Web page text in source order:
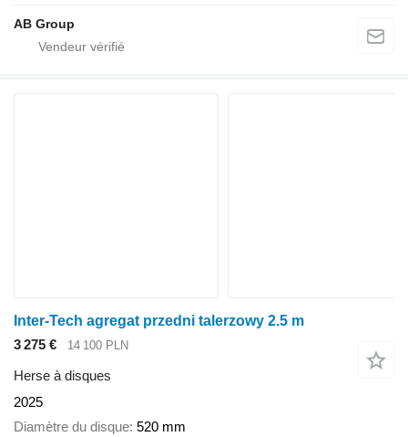
AB Group
Inter-Tech agregat przedni talerzowy 2.5 m
3 275 €
14 100 PLN
Herse à disques
2025
Diamètre du disque 520 mm